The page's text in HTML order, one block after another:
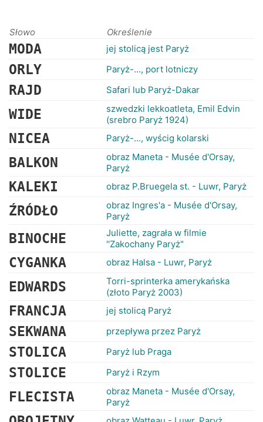
Słowo Określenie
MODA jej stolicą jest Paryż
ORLY Paryż-..., port lotniczy
RAJD Safari lub Paryż-Dakar
WIDE
szwedzki lekkoatleta, Emil Edvin
(srebro Paryż 1924)
NICEA Paryż-..., wyścig kolarski
BALKON
obraz Maneta - Musée d'Orsay,
Paryż
KALEKI obraz P.Bruegela st. - Luwr, Paryż
ŹRÓDŁO
obraz Ingres'a - Musée d'Orsay,
Paryż
BINOCHE
Juliette, zagrała w filmie
''Zakochany Paryż"
CYGANKA obraz Halsa - Luwr, Paryż
EDWARDS
Torri-sprinterka amerykańska
(złoto Paryż 2003)
FRANCJA jej stolicą Paryż
SEKWANA przepływa przez Paryż
STOLICA Paryż lub Praga
STOLICE Paryż i Rzym
FLECISTA
obraz Maneta - Musée d'Orsay,
Paryż